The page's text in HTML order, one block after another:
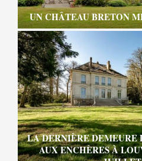
UN CHÂTEAU BRETON
LA DERNIÈRE
AUX ENCHÈRES À